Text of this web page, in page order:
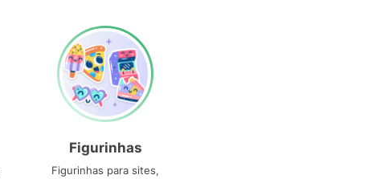
Figurinhas
Figurinhas para sites,